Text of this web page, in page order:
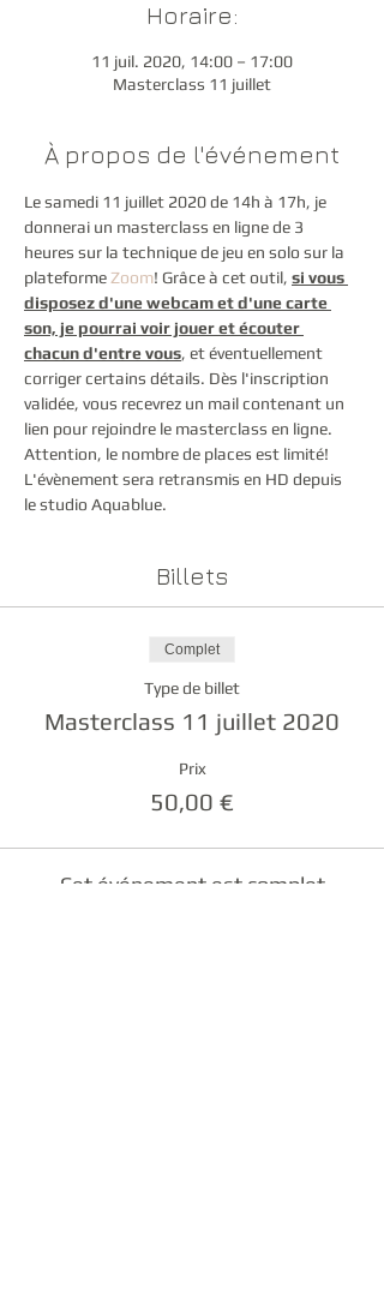
Horaire:
11 juil. 2020, 14:00 – 17:00
Masterclass 11 juillet
À propos de l'événement
Le samedi 11 juillet 2020 de 14h à 17h, je
donnerai un masterclass en ligne de 3
heures sur la technique de jeu en solo sur la
plateforme Zoom! Grâce à cet outil, si vous
disposez d'une webcam et d'une carte
son, je pourrai voir jouer et écouter
chacun d'entre vous, et éventuellement
corriger certains détails. Dès l'inscription
validée, vous recevrez un mail contenant un
lien pour rejoindre le masterclass en ligne.
Attention, le nombre de places est limité!
L'évènement sera retransmis en HD depuis
le studio Aquablue.
Billets
Complet
Type de billet
Masterclass 11 juillet 2020
Prix
50,00 €
Cet événement est complet